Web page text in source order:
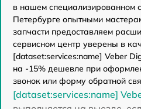
в нашем специализированном
Петербурге опытными
запчасти предоставляем
сервисном центр уверены в
[dataset:services:name] Veber
на -15% дешевле при
звонок или форму обратной
[dataset:services:name]